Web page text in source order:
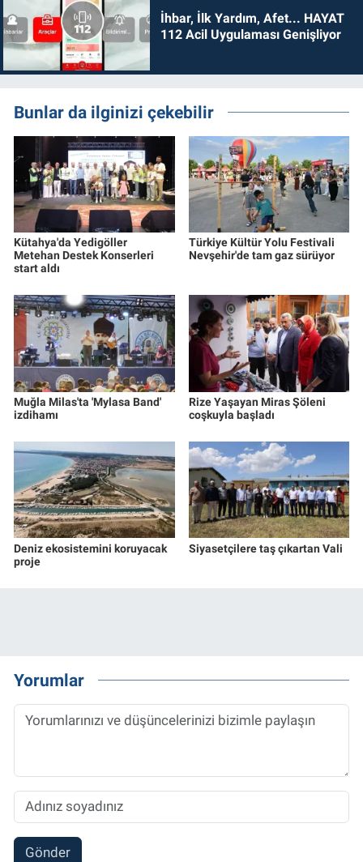
İhbar, İlk Yardım, Afet... HAYAT
112 Acil Uygulaması Genişliyor
Bunlar da ilginizi çekebilir
Kütahya'da Yedigöller
Metehan Destek Konserleri
start aldı
Türkiye Kültür Yolu Festivali
Nevşehir'de tam gaz sürüyor
Muğla Milas'ta 'Mylasa Band'
izdihamı
Rize Yaşayan Miras Şöleni
coşkuyla başladı
Deniz ekosistemini koruyacak
proje
Siyasetçilere taş çıkartan Vali
Yorumlar
Gönder